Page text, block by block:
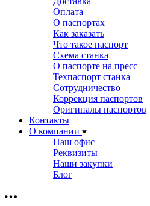
Оплата
О паспортах
Как заказать
Что такое паспорт
Схема станка
О паспорте на пресс
Техпаспорт станка
Сотрудничество
Коррекция паспортов
Оригиналы паспортов
Контакты
О компании
Наш офис
Реквизиты
Наши закупки
Блог